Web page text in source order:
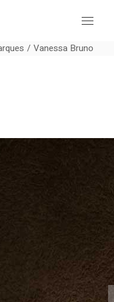
Vanessa Bruno